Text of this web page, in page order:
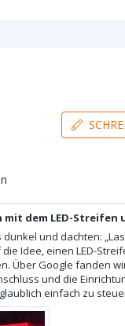
dem LED-Streifen
und dachten:
Idee, einen LED-
Über Google fanden
und die
einfach zu